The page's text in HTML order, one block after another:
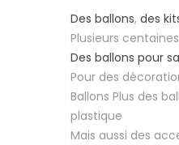
Des ballons, des
Plusieurs
Des ballons pour
Pour des
Ballons Plus des
plastique
Mais aussi des